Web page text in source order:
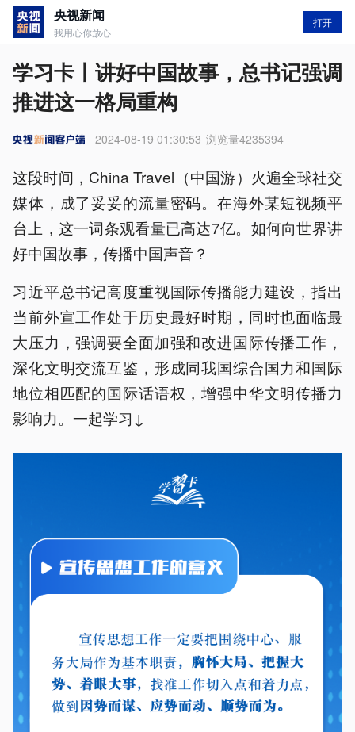
央视新闻
我用心你放心
打开
学习卡丨讲好中国故事，总书记强调
推进这一格局重构
2024-08-19 01:30:53 浏览量4235394
这段时间，China Travel（中国游）火遍全球社交
媒体，成了妥妥的流量密码。在海外某短视频平
台上，这一词条观看量已高达7亿。如何向世界讲
好中国故事，传播中国声音？
习近平总书记高度重视国际传播能力建设，指出
当前外宣工作处于历史最好时期，同时也面临最
大压力，强调要全面加强和改进国际传播工作，
深化文明交流互鉴，形成同我国综合国力和国际
地位相匹配的国际话语权，增强中华文明传播力
影响力。一起学习↓